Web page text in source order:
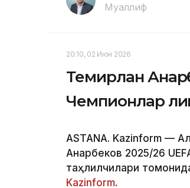
Муаллиф
20:10, 02 Июн 2026
Темирлан
Чемпионлар
ASTANA. Kazinform —
Анарбеков 2025/26
таҳлилчилари
Kazinform.